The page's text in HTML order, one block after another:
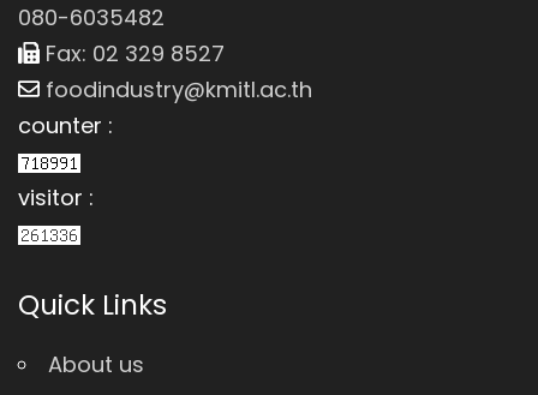
080-6035482
Fax: 02 329 8527
foodindustry@kmitl.ac.th
counter :
visitor :
Quick Links
About us